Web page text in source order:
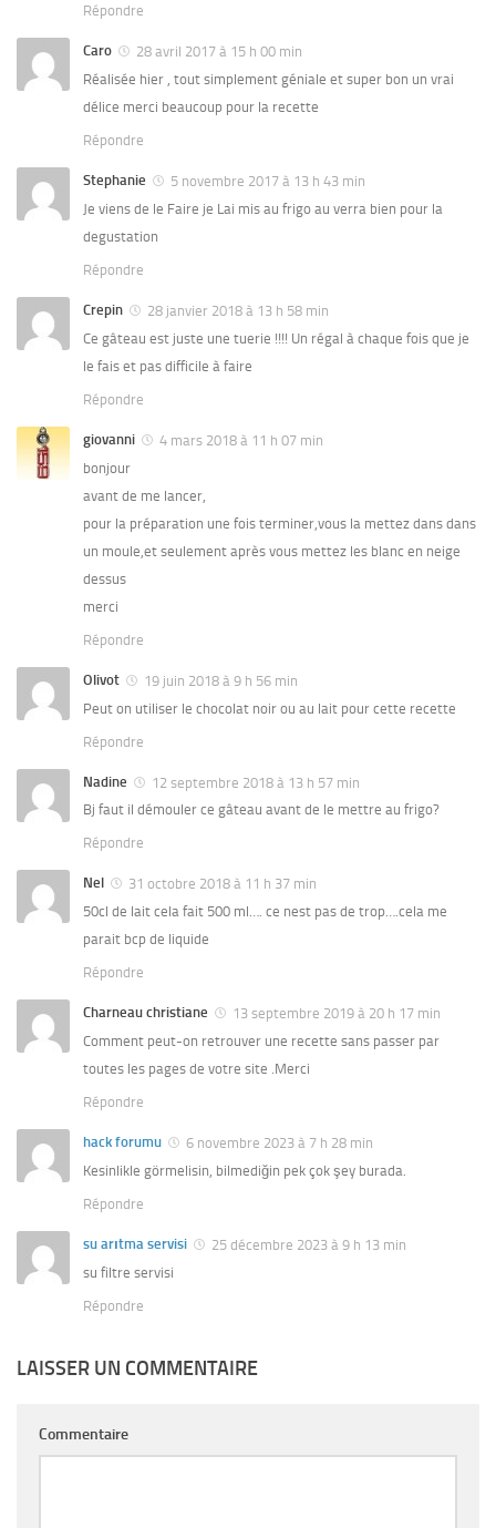
Répondre
Caro
28 avril 2017 à 15 h 00 min
Réalisée hier , tout simplement géniale et super bon un vrai
délice merci beaucoup pour la recette
Répondre
Stephanie
5 novembre 2017 à 13 h 43 min
Je viens de le Faire je Lai mis au frigo au verra bien pour la
degustation
Répondre
Crepin
28 janvier 2018 à 13 h 58 min
Ce gâteau est juste une tuerie !!!! Un régal à chaque fois que je
le fais et pas difficile à faire
Répondre
giovanni
4 mars 2018 à 11 h 07 min
bonjour
avant de me lancer,
pour la préparation une fois terminer,vous la mettez dans dans
un moule,et seulement après vous mettez les blanc en neige
dessus
merci
Répondre
Olivot
19 juin 2018 à 9 h 56 min
Peut on utiliser le chocolat noir ou au lait pour cette recette
Répondre
Nadine
12 septembre 2018 à 13 h 57 min
Bj faut il démouler ce gâteau avant de le mettre au frigo?
Répondre
Nel
31 octobre 2018 à 11 h 37 min
50cl de lait cela fait 500 ml…. ce nest pas de trop….cela me
parait bcp de liquide
Répondre
Charneau christiane
13 septembre 2019 à 20 h 17 min
Comment peut-on retrouver une recette sans passer par
toutes les pages de votre site .Merci
Répondre
hack forumu
6 novembre 2023 à 7 h 28 min
Kesinlikle görmelisin, bilmediğin pek çok şey burada.
Répondre
su arıtma servisi
25 décembre 2023 à 9 h 13 min
su filtre servisi
Répondre
LAISSER UN COMMENTAIRE
Commentaire